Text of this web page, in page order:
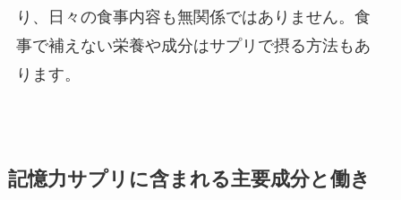
り、日々の食事内容も無関係ではありません。食
事で補えない栄養や成分はサプリで摂る方法もあ
ります。
記憶力サプリに含まれる主要成分と働き